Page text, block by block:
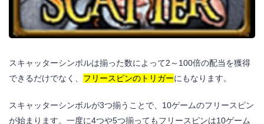
スキャッターシンボルは揃った数によって2～100倍の配当を獲得
できるだけでなく、 フリースピンのトリガーにもなります。
スキャッターシンボルが3つ揃うことで、10ゲームのフリースピン
が始まります。一度に4つや5つ揃ってもフリースピンは10ゲーム